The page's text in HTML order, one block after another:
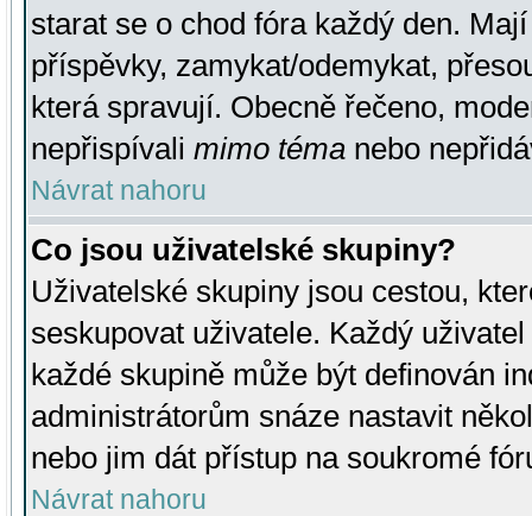
starat se o chod fóra každý den.
příspěvky, zamykat/odemykat,
která spravují. Obecně řečeno,
nepřispívali mimo téma nebo
Návrat nahoru
Co jsou uživatelské skupiny?
Uživatelské skupiny jsou cestou,
seskupovat uživatele. Každý
každé skupině může být definován
administrátorům snáze nastavit
nebo jim dát přístup na soukromé
Návrat nahoru